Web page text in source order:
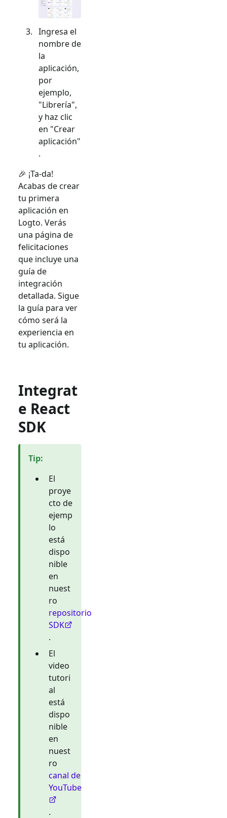
Ingresa el
nombre de
la
aplicación,
por
ejemplo,
"Librería",
y haz clic
en "Crear
aplicación"
.
🎉 ¡Ta-da!
Acabas de crear
tu primera
aplicación en
Logto. Verás
una página de
felicitaciones
que incluye una
guía de
integración
detallada. Sigue
la guía para ver
cómo será la
experiencia en
tu aplicación.
Integrat
e React
SDK
Tip:
El
proye
cto de
ejemp
lo
está
dispo
nible
en
nuest
ro
repositorio
SDK
.
El
video
tutori
al
está
dispo
nible
en
nuest
ro
canal de
YouTube
.